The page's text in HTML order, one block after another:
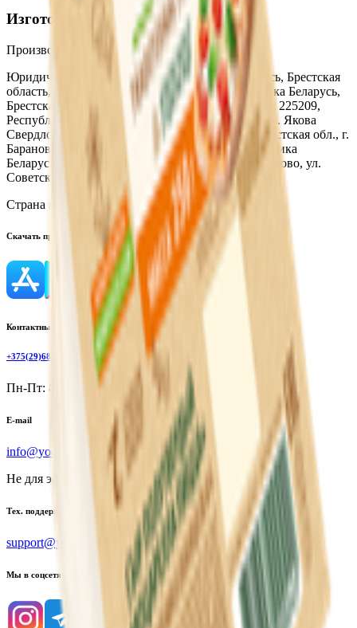
Изготовитель
Производитель:
ОАО «Савушкин Продукт»
Юридический адрес:
225710, Республика Беларусь, Брестская
область, г. Пинск, ул. Шило, 2; 225510, Республика Беларусь,
Брестская область, г. Столин, ул. Терешковой, 42; 225209,
Республика Беларусь, Брестская обл., г. Береза, ул. Якова
Свердлова, 28; 225406, Республика Беларусь, Брестская обл., г.
Барановичи, ул. 50 лет БССР, 51; 225793, Республика
Беларусь, Брестская обл., Ивановский р-н, г. Иваново, ул.
Советская, д. 102
Страна производства:Республика Беларусь
Скачать приложение
Контактный телефон
+375(29)6875999
Пн-Пт: 8:00 - 17:00
E-mail
info@yoda.by
Не для электронных обращений
Тех. поддержка
support@yoda.by
Мы в соцсетях